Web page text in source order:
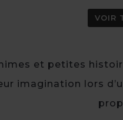
VOIR
et petites
imagination lors